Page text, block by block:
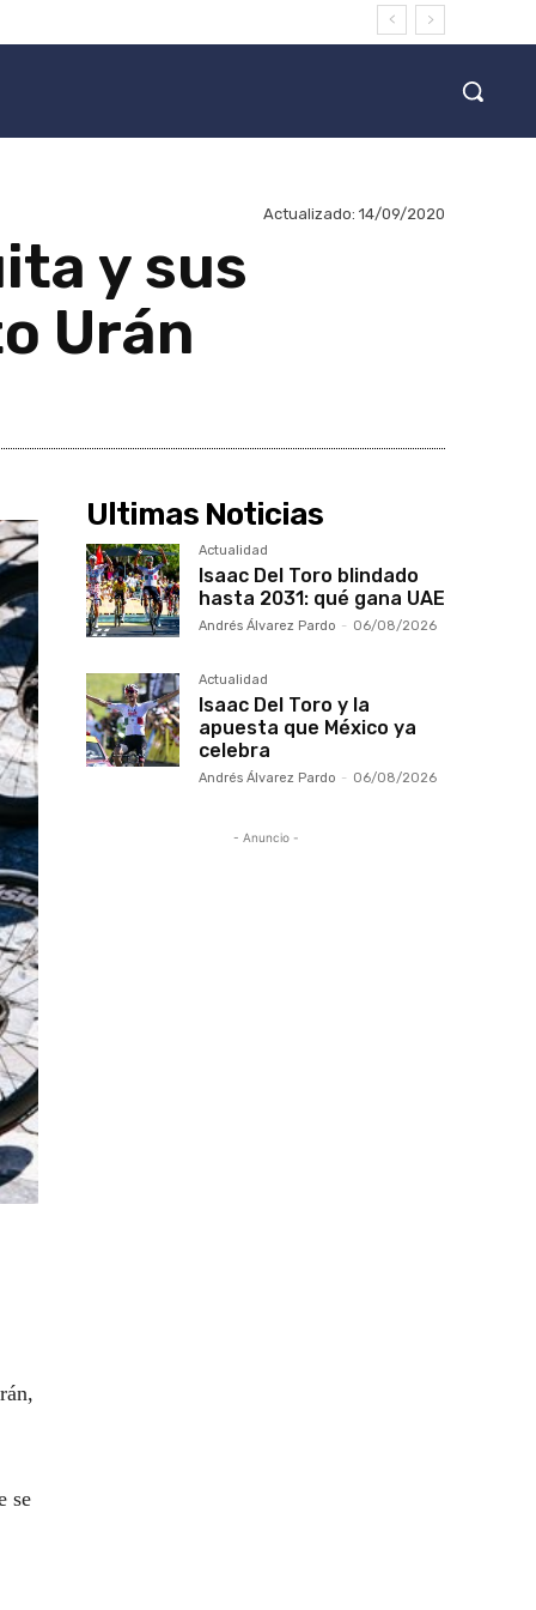
Actualizado: 14/09/2020
y sus
Urán
se
Ultimas Noticias
Actualidad
Isaac Del Toro blindado
hasta 2031: qué gana UAE
Andrés Álvarez Pardo - 06/08/2026
Actualidad
Isaac Del Toro y la
apuesta que México ya
celebra
Andrés Álvarez Pardo - 06/08/2026
- Anuncio -